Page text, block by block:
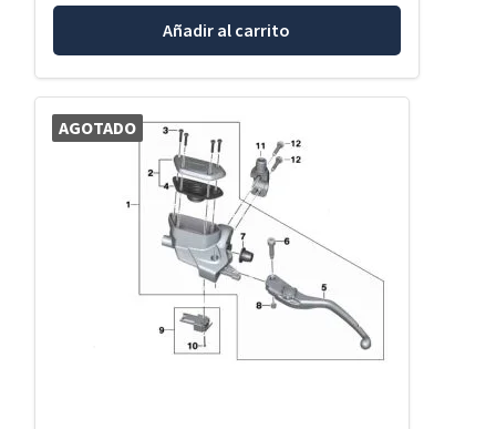
Añadir al carrito
AGOTADO